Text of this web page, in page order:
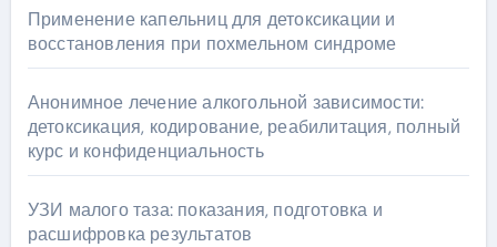
Применение капельниц для детоксикации и
восстановления при похмельном синдроме
Анонимное лечение алкогольной зависимости:
детоксикация, кодирование, реабилитация, полный
курс и конфиденциальность
УЗИ малого таза: показания, подготовка и
расшифровка результатов